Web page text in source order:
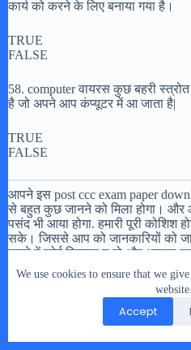
We use cookies to ensure that we
website.
Accept
कार्य को करने के लिए बनाया गया है।
TRUE
FALSE
58. computer वायरस कुछ बहरी स्त्रोत
है जो अपने आप कंप्यूटर में आ जाता है|
TRUE
FALSE
आपने इस post ccc exam paper
से बहुत कुछ जानने को मिला होगा। और
पसंद भी आया होगा. हमारी पूरी कोशिश
सके। जिससे आप को जानकारियों को
करने में कोई दिक्कत न हो और आपका
को वेबसाइट सर्च के जरिये और अधिक
पड़े।
यदि आपको लगता है ccc exam paper
जानकारियों को लेकर कोई समस्या हो